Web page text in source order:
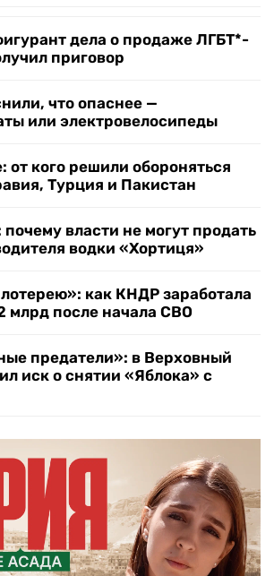
дела о продаже ЛГБТ*-
приговор
что опаснее —
или электровелосипеды
от кого решили обороняться
Турция и Пакистан
власти не могут продать
водки «Хортиця»
как КНДР заработала
млрд после начала СВО
предатели»: в Верховный
иск о снятии «Яблока» с